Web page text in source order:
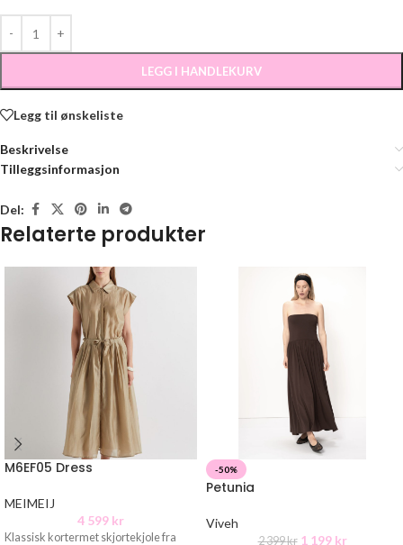
LEGG I HANDLEKURV
Legg til ønskeliste
Beskrivelse
Tilleggsinformasjon
Del:
Relaterte produkter
M6EF05 Dress
MEIMEIJ
4 599 kr
Klassisk kortermet skjortekjole fra
-50%
Petunia
Viveh
2 399kr 1 199 kr